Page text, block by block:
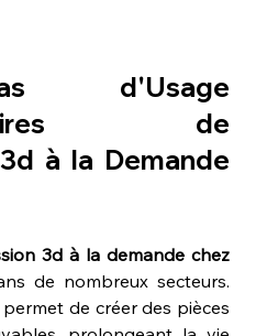
d'Usage
de
à la Demande
3d à la demande chez
de nombreux secteurs.
de créer des pièces